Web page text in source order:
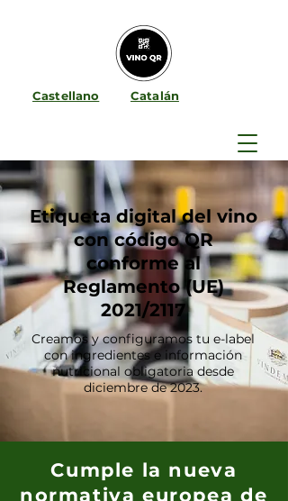
Castellano Catalán
Etiqueta digital del vino
con código QR
conforme al
Reglamento (UE)
2021/2117
Creamos y configuramos tu e-label
con ingredientes e información
nutricional obligatoria desde
diciembre de 2023.
Cumple la nueva
normativa europea de